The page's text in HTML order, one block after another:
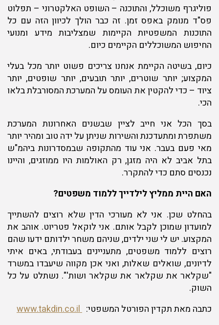
פוליגרף משוכלל, והתוכנה – השופט האלקטרוני – תפלוט
פס"ד מנומק באפס זמן. זה כבר הולך לכיוון הזה עם כל
התוכנות המשפטיות הקיימות שמצליבות מידע ומנועי
החיפוש המשוכללים הקיימים כיום.
כיום, בשיטה הקיימת אנחנו צריכים פשוט יותר מכל בעלי
המקצוע; יותר שוטרים, יותר תובעים, יותר שופטים, יותר
ציוד – כדי להקטין את העומס על המערכת המסורבלת בלאו
הכי.
בסך הכל אני חייב לציין שבשנים האחרונות המערכת
משתפרת ומתעדכנת והשירות שניתן על ידה טוב ומהיר יותר
מאי פעם בעבר. אני עוד מהתקופה שבמסדרונות ביהמ"ש
בתל אביב לא היה מזגן, רק האולמות היו ממוזגים, והיינו
נכנסים סתם כדי להתקרר.
האם היית ממליץ לילדייך ללמוד משפטים?
בהחלט שכן. אני לא מעורכי הדין שלא רוצים להשתייך
למועדון שמוכן לקבל אותם. אני לוקאל פטריוט. אוהב את
המקצוע. יש לי שני ילדים, שניהם משחר ילדותם ידעו שהם
רוצים ללמוד משפטים, מתעניינים בעבודתי, באים איתי
לדיונים, שואלים שאלות, ואני אכן מקווה שיעבדו במשרד
"שקלאר את שקלאר את שקלאר ושות'". נשתלט על כל
השוק.
כתבה מאת תקדין הפורטל המשפטי: www.takdin.co.il